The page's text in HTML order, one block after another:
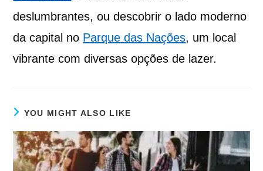
deslumbrantes, ou descobrir o lado moderno
da capital no Parque das Nações, um local
vibrante com diversas opções de lazer.
YOU MIGHT ALSO LIKE